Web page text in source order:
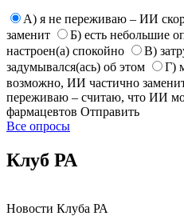
А) я не переживаю – ИИ
заменит
Б) есть небольшие
настроен(а) спокойно
В)
задумывался(ась) об этом
Г)
возможно, ИИ частично
переживаю – считаю, что ИИ
фармацевтов Отправить
Все опросы
Клуб РА
Новости Клуба РА